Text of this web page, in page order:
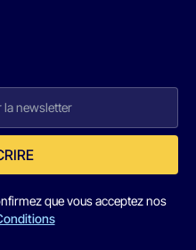
que vous acceptez nos